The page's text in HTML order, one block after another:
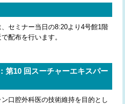
セミナー当日の8:20より4号館1階
配布を行います。
第10 回スーチャーエキスパー
口腔外科医の技術維持を目的とし